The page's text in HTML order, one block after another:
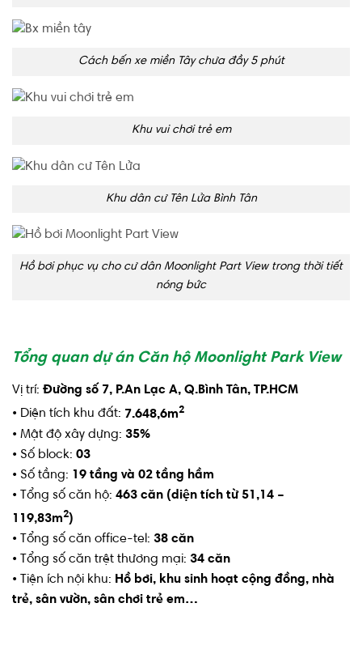
Cách bến xe miền Tây chưa đầy 5 phút
Khu vui chơi trẻ em
Khu dân cư Tên Lửa Bình Tân
Hồ bơi phục vụ cho cư dân Moonlight Part View trong thời tiết
nóng bức
Tổng quan dự án Căn hộ Moonlight Park View
Vị trí: Đường số 7, P.An Lạc A, Q.Bình Tân, TP.HCM
• Diện tích khu đất: 7.648,6m2
• Mật độ xây dựng: 35%
• Số block: 03
• Số tầng: 19 tầng và 02 tầng hầm
• Tổng số căn hộ: 463 căn (diện tích từ 51,14 –
119,83m2)
• Tổng số căn office-tel: 38 căn
• Tổng số căn trệt thương mại: 34 căn
• Tiện ích nội khu: Hồ bơi, khu sinh hoạt cộng đồng, nhà
trẻ, sân vườn, sân chơi trẻ em…